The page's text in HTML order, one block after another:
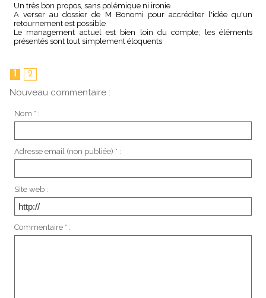
Un très bon propos, sans polémique ni ironie
A verser au dossier de M Bonomi pour accréditer l'idée qu'un
retournement est possible
Le management actuel est bien loin du compte; les éléments
présentés sont tout simplement éloquents
1 2
Nouveau commentaire :
Nom * :
Adresse email (non publiée) * :
Site web :
Commentaire * :